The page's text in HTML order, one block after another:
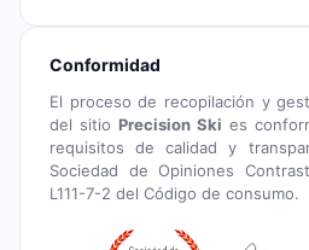
Conformidad
El proceso de recopilación y
del sitio Precision Ski es
requisitos de calidad y
Sociedad de Opiniones
L111-7-2 del Código de consumo.